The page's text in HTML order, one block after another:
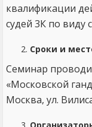
квалификации
судей 3К по виду
Сроки и
Семинар
«Московской
Москва, ул.